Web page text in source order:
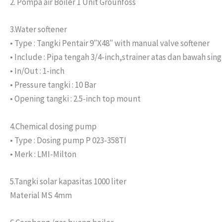
3.Water softener
• Type : Tangki Pentair 9″X48″ with manual valve softener
• Include : Pipa tengah 3/4-inch,strainer atas dan bawah
• In/Out : 1-inch
• Pressure tangki : 10 Bar
• Opening tangki : 2.5-inch top mount
4.Chemical dosing pump
• Type : Dosing pump P 023-358TI
• Merk : LMI-Milton
5.Tangki solar kapasitas 1000 liter
Material MS 4mm